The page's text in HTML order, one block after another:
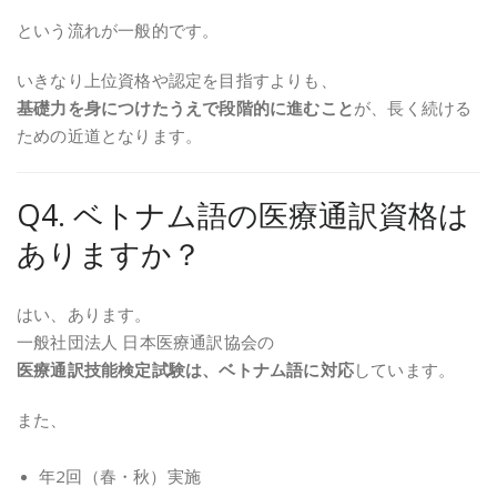
という流れが一般的です。
いきなり上位資格や認定を目指すよりも、
基礎力を身につけたうえで段階的に進むことが、長く続ける
ための近道となります。
Q4. ベトナム語の医療通訳資格は
ありますか？
はい、あります。
一般社団法人 日本医療通訳協会の
医療通訳技能検定試験は、ベトナム語に対応しています。
また、
年2回（春・秋）実施